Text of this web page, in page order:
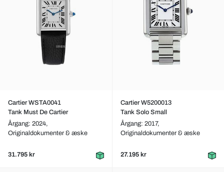
Cartier WSTA0041
Tank Must De Cartier
Årgang: 2024,
Originaldokumenter & æske
31.795 kr
Cartier W5200013
Tank Solo Small
Årgang: 2017,
Originaldokumenter & æske
27.195 kr